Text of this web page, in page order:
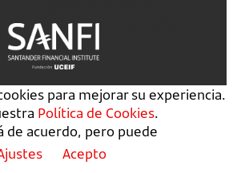
para mejorar su experiencia.
Política de Cookies.
de acuerdo, pero puede
Acepto